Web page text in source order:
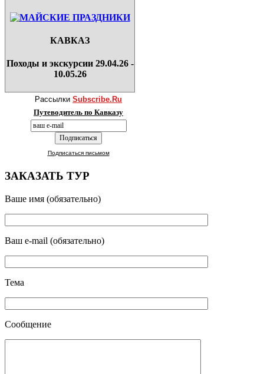
КАВКАЗ
Походы и экскурсии 29.04.26 -
10.05.26
Рассылки Subscribe.Ru
Путеводитель по Кавказу
Подписаться письмом
ЗАКАЗАТЬ ТУР
Ваше имя (обязательно)
Ваш e-mail (обязательно)
Тема
Сообщение